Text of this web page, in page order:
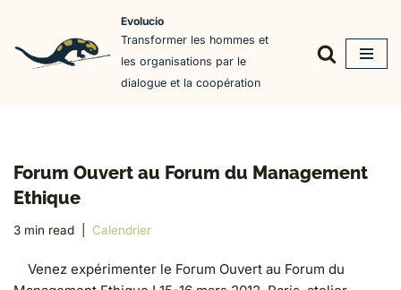
Aller
Evolucio
Transformer les hommes et
les organisations par le
dialogue et la coopération
Forum Ouvert au Forum du Management
Ethique
3 min read Calendrier
Venez expérimenter le Forum Ouvert au Forum du